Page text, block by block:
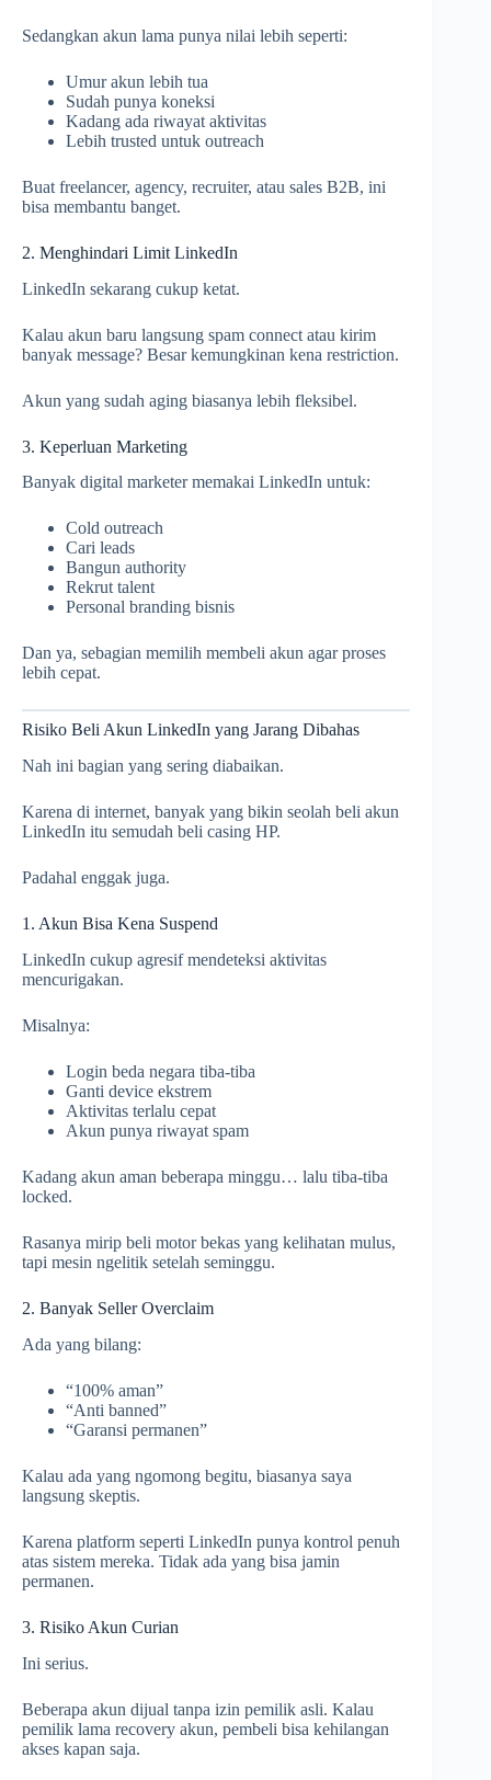
Sedangkan akun lama punya nilai lebih seperti:
Umur akun lebih tua
Sudah punya koneksi
Kadang ada riwayat aktivitas
Lebih trusted untuk outreach
Buat freelancer, agency, recruiter, atau sales B2B, ini
bisa membantu banget.
2. Menghindari Limit LinkedIn
LinkedIn sekarang cukup ketat.
Kalau akun baru langsung spam connect atau kirim
banyak message? Besar kemungkinan kena restriction.
Akun yang sudah aging biasanya lebih fleksibel.
3. Keperluan Marketing
Banyak digital marketer memakai LinkedIn untuk:
Cold outreach
Cari leads
Bangun authority
Rekrut talent
Personal branding bisnis
Dan ya, sebagian memilih membeli akun agar proses
lebih cepat.
Risiko Beli Akun LinkedIn yang Jarang Dibahas
Nah ini bagian yang sering diabaikan.
Karena di internet, banyak yang bikin seolah beli akun
LinkedIn itu semudah beli casing HP.
Padahal enggak juga.
1. Akun Bisa Kena Suspend
LinkedIn cukup agresif mendeteksi aktivitas
mencurigakan.
Misalnya:
Login beda negara tiba-tiba
Ganti device ekstrem
Aktivitas terlalu cepat
Akun punya riwayat spam
Kadang akun aman beberapa minggu… lalu tiba-tiba
locked.
Rasanya mirip beli motor bekas yang kelihatan mulus,
tapi mesin ngelitik setelah seminggu.
2. Banyak Seller Overclaim
Ada yang bilang:
“100% aman”
“Anti banned”
“Garansi permanen”
Kalau ada yang ngomong begitu, biasanya saya
langsung skeptis.
Karena platform seperti LinkedIn punya kontrol penuh
atas sistem mereka. Tidak ada yang bisa jamin
permanen.
3. Risiko Akun Curian
Ini serius.
Beberapa akun dijual tanpa izin pemilik asli. Kalau
pemilik lama recovery akun, pembeli bisa kehilangan
akses kapan saja.